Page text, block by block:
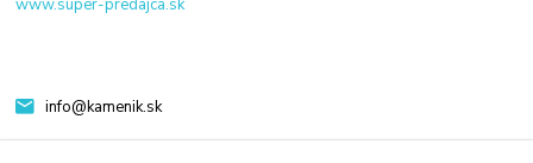
www.super-predajca.sk
info@kamenik.sk